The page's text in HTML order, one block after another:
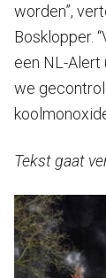
worden”,
Bosklopper.
een NL-Alert
we
Tekst gaat